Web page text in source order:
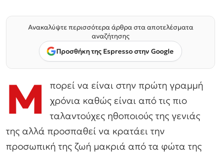
Ανακαλύψτε περισσότερα άρθρα στα αποτελέσματα
αναζήτησης
Προσθήκη της Espresso στην Google
Μ
πορεί να είναι στην πρώτη γραμμή
χρόνια καθώς είναι από τις πιο
ταλαντούχες ηθοποιούς της γενιάς
της αλλά προσπαθεί να κρατάει την
προσωπική της ζωή μακριά από τα φώτα της